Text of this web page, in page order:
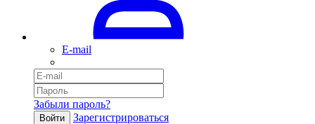
E-mail
Забыли пароль?
Войти Зарегистрироваться